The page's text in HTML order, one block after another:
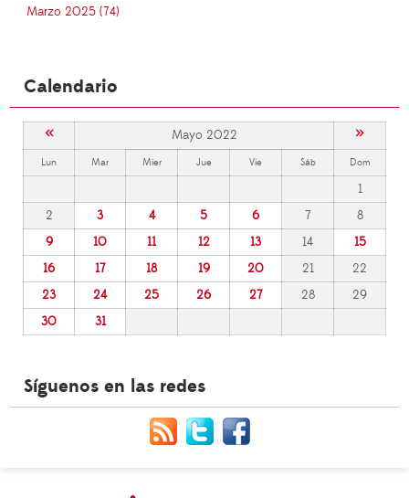
Marzo 2025 (74)
Calendario
« Mayo 2022 »
Lun Mar Mier Jue Vie Sáb Dom
1
2
3 4 5 6 7
8
9
10 11 12 13 14
15
16
17 18 19 20 21
22
23
24 25 26 27 28
29
30
31
Síguenos en las redes